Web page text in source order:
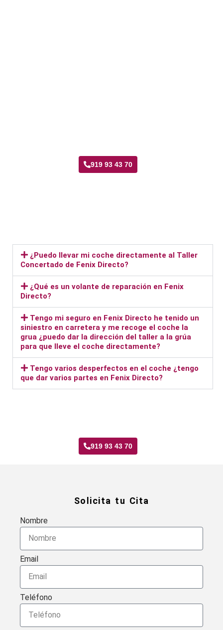
919 93 43 70
¿Puedo llevar mi coche directamente al Taller
Concertado de Fenix Directo?
¿Qué es un volante de reparación en Fenix
Directo?
Tengo mi seguro en Fenix Directo he tenido un
siniestro en carretera y me recoge el coche la
grua ¿puedo dar la dirección del taller a la grúa
para que lleve el coche directamente?
Tengo varios desperfectos en el coche ¿tengo
que dar varios partes en Fenix Directo?
919 93 43 70
Solicita tu Cita
Nombre
Email
Teléfono